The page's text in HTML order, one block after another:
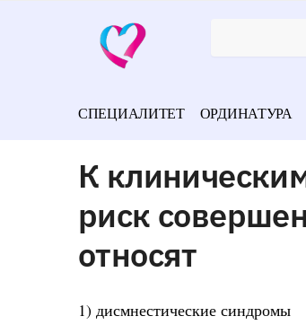
СПЕЦИАЛИТЕТ ОРДИНАТУРА
К
риск
относят
1) дисмнестические синдромы